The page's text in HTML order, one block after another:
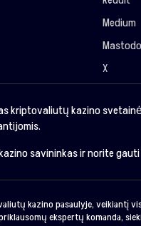
Medium
X
kriptovaliutų kazino
savininkas ir norite
kazino pasaulyje, veikiantį
ekspertų komanda,